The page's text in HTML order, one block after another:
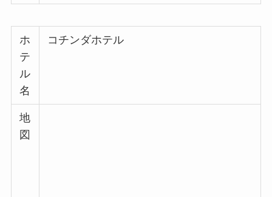
ホ
テ
ル
名
コチンダホテル
地
図